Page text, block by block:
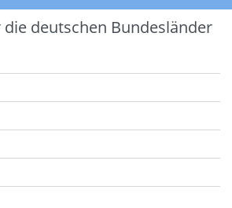
die deutschen Bundesländer